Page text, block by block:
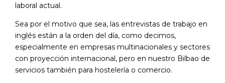
laboral actual.
Sea por el motivo que sea, las entrevistas de trabajo en
inglés están a la orden del día, como decimos,
especialmente en empresas multinacionales y sectores
con proyección internacional, pero en nuestro Bilbao de
servicios también para hostelería o comercio.